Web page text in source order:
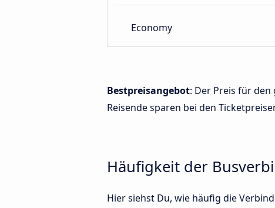
Economy
Bestpreisangebot: Der Preis für
Reisende sparen bei den
Häufigkeit der
Hier siehst Du, wie häufig die